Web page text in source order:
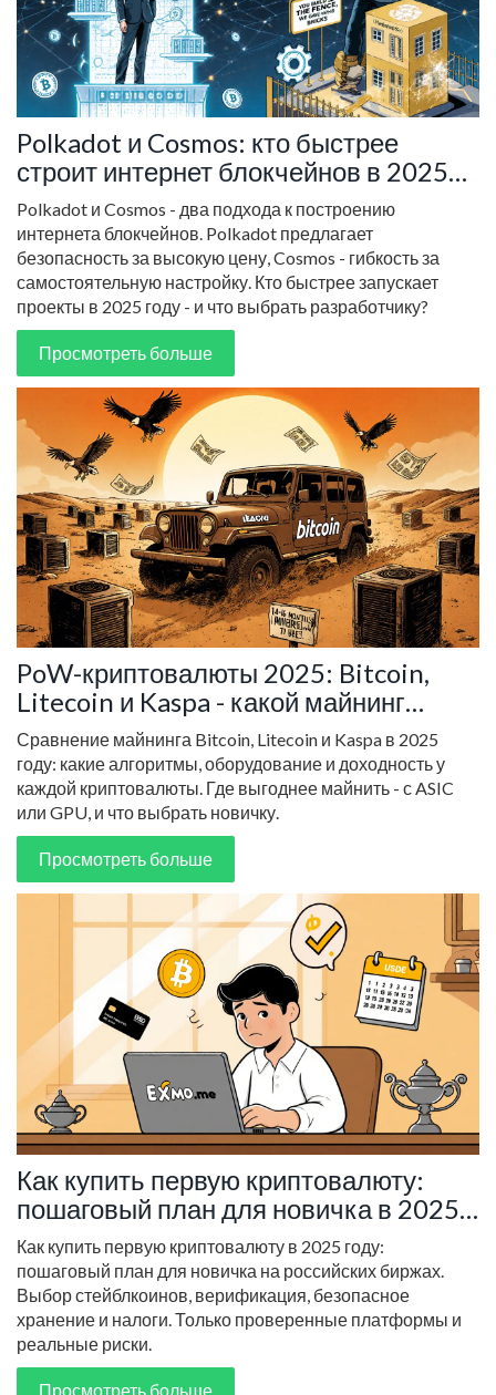
Polkadot и Cosmos: кто быстрее
строит интернет блокчейнов в 2025
году
Polkadot и Cosmos - два подхода к построению
интернета блокчейнов. Polkadot предлагает
безопасность за высокую цену, Cosmos - гибкость за
самостоятельную настройку. Кто быстрее запускает
проекты в 2025 году - и что выбрать разработчику?
Просмотреть больше
PoW-криптовалюты 2025: Bitcoin,
Litecoin и Kaspa - какой майнинг
выгоднее?
Сравнение майнинга Bitcoin, Litecoin и Kaspa в 2025
году: какие алгоритмы, оборудование и доходность у
каждой криптовалюты. Где выгоднее майнить - с ASIC
или GPU, и что выбрать новичку.
Просмотреть больше
Как купить первую криптовалюту:
пошаговый план для новичка в 2025
году
Как купить первую криптовалюту в 2025 году:
пошаговый план для новичка на российских биржах.
Выбор стейблкоинов, верификация, безопасное
хранение и налоги. Только проверенные платформы и
реальные риски.
Просмотреть больше